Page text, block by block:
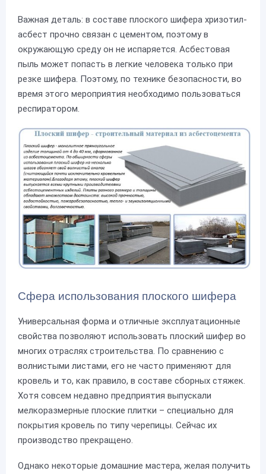
Важная деталь: в составе плоского шифера хризотил-
асбест прочно связан с цементом, поэтому в
окружающую среду он не испаряется. Асбестовая
пыль может попасть в легкие человека только при
резке шифера. Поэтому, по технике безопасности, во
время этого мероприятия необходимо пользоваться
респиратором.
Сфера использования плоского шифера
Универсальная форма и отличные эксплуатационные
свойства позволяют использовать плоский шифер во
многих отраслях строительства. По сравнению с
волнистыми листами, его не часто применяют для
кровель и то, как правило, в составе сборных стяжек.
Хотя совсем недавно предприятия выпускали
мелкоразмерные плоские плитки – специально для
покрытия кровель по типу черепицы. Сейчас их
производство прекращено.
Однако некоторые домашние мастера, желая получить